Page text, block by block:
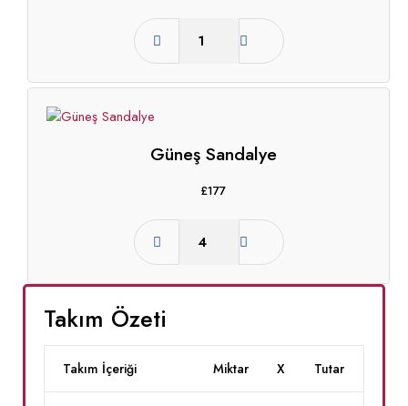
Güneş Sandalye
£177
Takım Özeti
Takım İçeriği Miktar X Tutar